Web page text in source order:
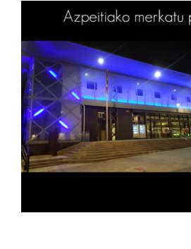
KOMUNIKAZIOA
ZERBITZUAK
BERRIAK
HARREMANETARAKO
AREA PRIBATUA